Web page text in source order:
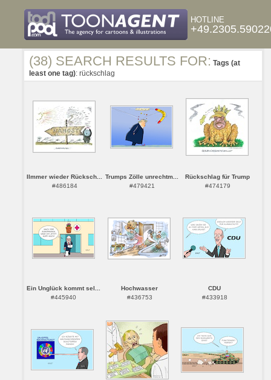
HOTLINE
(38) SEARCH RESULTS FOR: Tags (at
least one tag): rückschlag
IImmer wieder Rücksch...
#486184
Trumps Zölle unrechtm...
#479421
Rückschlag für Trump
#474179
Ein Unglück kommt sel...
#445940
Hochwasser
#436753
CDU
#433918